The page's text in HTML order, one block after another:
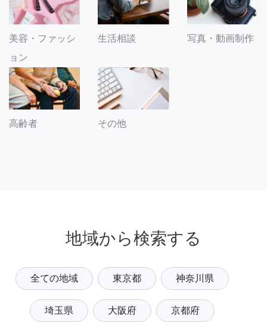
美容・ファッシ
ョン
生活相談 写真・動画制作
高齢者 その他
地域から検索する
全ての地域 東京都 神奈川県
埼玉県 大阪府 京都府